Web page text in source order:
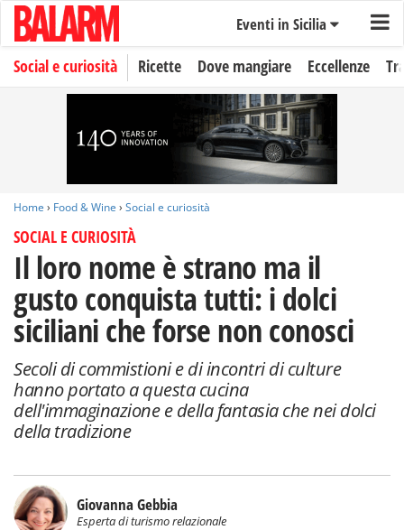
Eventi in Sicilia
Social e curiosità Ricette Dove mangiare Eccellenze
Home › Food & Wine › Social e curiosità
SOCIAL E CURIOSITÀ
Il loro nome è strano ma il
gusto conquista tutti: i dolci
siciliani che forse non conosci
Secoli di commistioni e di incontri di culture
hanno portato a questa cucina
dell'immaginazione e della fantasia che nei dolci
della tradizione
Giovanna Gebbia
Esperta di turismo relazionale